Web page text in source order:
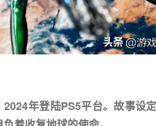
年登陆PS5平台。故事设